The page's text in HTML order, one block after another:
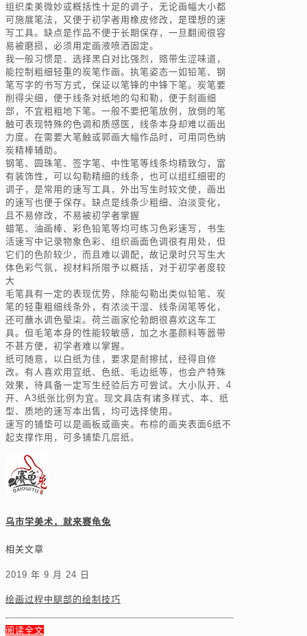
组织柔美微妙或概括性十足的调子，无论画幅大小都
可施展笔法，又便于初学者用橡皮修改，是理想的速
写工具。缺点是作品不便于长期保存，一旦翻阅很容
易被磨损，必须用定画液喷洒固定。
我一般习惯是．选择黑白对比强烈，赂带生涩味道，
能控制粗细轻重的炭笔作画。执笔姿态一如铅笔、钢
笔写字的书写方式，保证以笔锋的中锋下笔。炭笔要
削得尖细，便于线条对纸地的勾和勒，便于刻画细
部，不宜粗粗地下笔。一般不要把笔放例，放倒的笔
触可表现特殊的色调和质感医，线条本身却难以画出
力度。在需要大笔触或郭画大幅作品时，可用同色纳
炭精棒辅助。
钢笔、圆珠笔、签字笔、中性笔等线条均精致匀，富
有装饰性，可以勾勒精细的线条，也可以组红细密的
调子，是常用的速写工具，外出写生时较文使，画出
的速写也便于保存。缺点是线条少粗细、泊淡变化，
且不易修改，不易被初学者掌握
蜡笔、油画棒、彩色铅笔等均可练习色彩速写，书生
活速写中记录物象色彩、组织画面色调很有用处，但
它们的色阶较少，而且难以调配，故记录时只写生大
体色彩气氛，视材料所限予以概括，对于初学者度较
大
毛笔具有一定的表现优势，除能勾勒出类似铅笔、炭
笔的轻重粗细线条外，有浓淡干湿、线条阔笔等化，
还可蘸水调色晕柒。荷兰画家伦勃朗很喜欢这车工
具。但毛笔本身的性能较敏感，加之水墨颜料等嚣带
不甚方便，初学者难以掌握。
纸可随意，以白纸为佳，要求是耐擦拭，经得自修
改。有人喜欢用宣纸、色纸、毛边纸等，也会产特殊
效果，待具备一定写生经验后方可尝试。大小队开、4
开、A3纸张比例为宜。现文具店有诸多样式、本、纸
型、质地的速写本出售，均可选择使用。
速写的铺垫可以是画板或画夹。布棕的画夹表面6纸不
起支撑作用，可多铺垫几层纸。
乌市学美术，就来赛龟兔
相关文章
2019 年 9 月 24 日
绘画过程中腿部的绘制技巧
阅读全文